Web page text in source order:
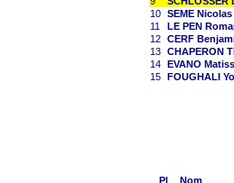
10 SEME Nicolas
11
LE PEN
12 CERF
13 CHAPERON
14 EVANO
15 FOUGHALI
Pl Nom